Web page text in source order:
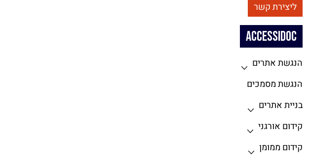
ליצירת קשר
ACCESSIDOC
הנגשת אתרים
הנגשת מסמכים
בניית אתרים
קידום אורגני
קידום ממומן